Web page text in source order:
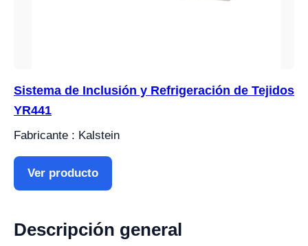
Sistema de Inclusión y Refrigeración de Tejidos
YR441
Fabricante : Kalstein
Ver producto
Descripción general